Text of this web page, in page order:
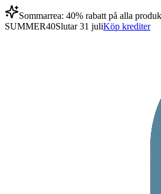
Sommarrea: 40% rabatt på alla
SUMMER40Slutar 31 juliKöp krediter